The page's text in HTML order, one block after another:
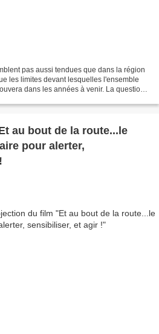
pas aussi tendues que dans la région
les limites devant lesquelles l'ensemble
dans les années à venir. La question
au bout de la route...le
pour alerter,